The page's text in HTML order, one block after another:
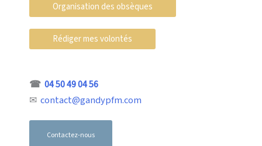
Organisation des obsèques
Rédiger mes volontés
☎ 04 50 49 04 56
✉ contact@gandypfm.com
Contactez-nous